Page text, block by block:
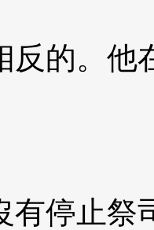
反的。他
有停止祭